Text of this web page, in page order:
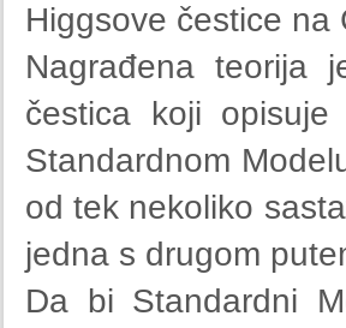
Higgsove čestice na
Nagrađena teorija
čestica koji
Standardnom
od tek nekoliko
jedna s drugom
Da bi Standardni